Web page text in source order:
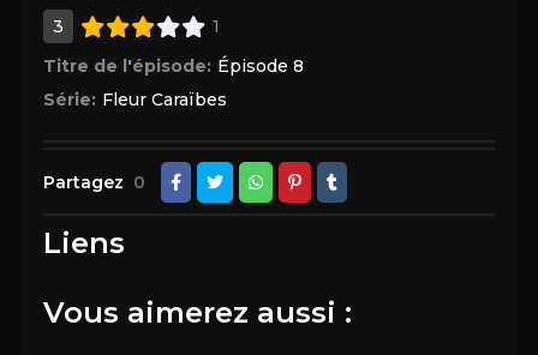
3
1
Titre de l'épisode: Épisode 8
Série: Fleur Caraïbes
Partagez 0
Liens
Vous aimerez aussi :